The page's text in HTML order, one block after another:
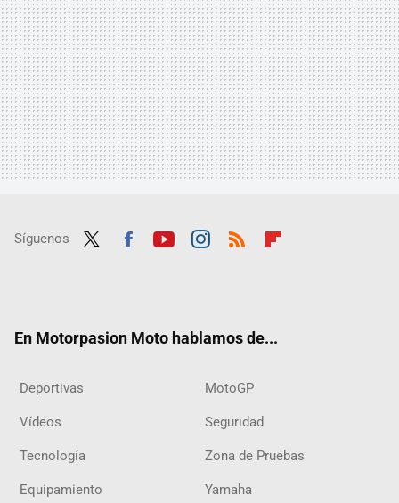
Síguenos
En Motorpasion Moto hablamos de...
Deportivas MotoGP
Vídeos Seguridad
Tecnología Zona de Pruebas
Equipamiento Yamaha